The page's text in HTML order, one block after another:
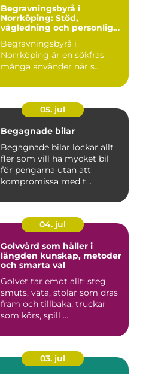
Begravningsbyrå i
Norrköping: Stöd,
vägledning och personliga
Begravningsbyrå i
Norrköping är en sökfras
många använder när s...
05. jul
Begagnade bilar
Begagnade bilar lockar allt
fler som vill ha mycket bil
för pengarna utan att
kompromissa med t...
04. jul
Golvvård som håller i
längden kunskap, metoder
och smarta val
Golvet tar emot allt: steg,
smuts, väta, stolar som dras
fram och tillbaka, truckar
som körs, spill ...
03. jul